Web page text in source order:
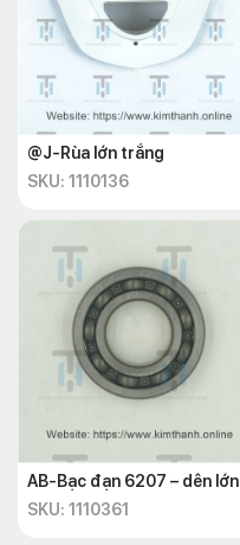
@J-Rùa lớn trắng
SKU: 1110136
AB-Bạc đạn 6207 – dên lớn
SKU: 1110361